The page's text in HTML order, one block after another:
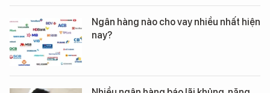
Ngân hàng nào cho vay nhiều nhất hiện
nay?